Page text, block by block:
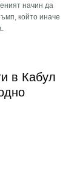
начин да
който иначе
в Кабул